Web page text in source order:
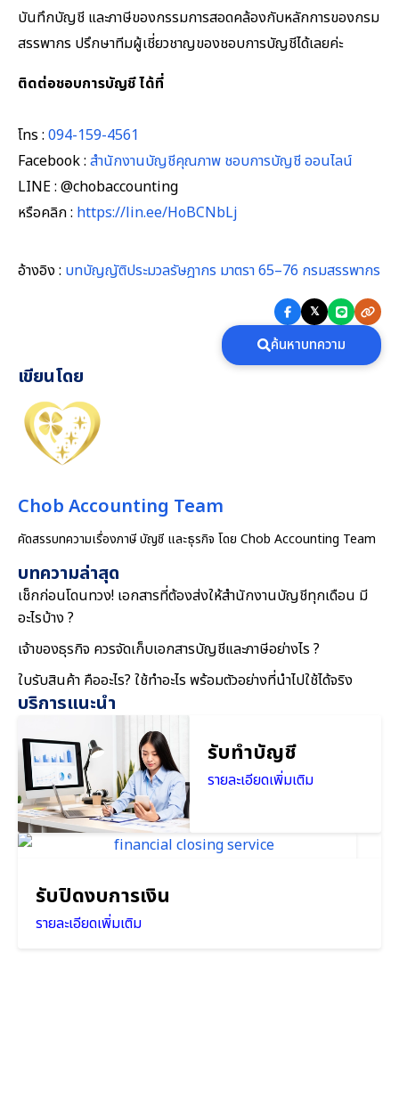
บันทึกบัญชี และภาษีของกรรมการสอดคล้องกับหลักการของกรม
สรรพากร ปรึกษาทีมผู้เชี่ยวชาญของชอบการบัญชีได้เลยค่ะ
ติดต่อชอบการบัญชี ได้ที่
โทร : 094-159-4561
Facebook : สำนักงานบัญชีคุณภาพ ชอบการบัญชี ออนไลน์
LINE : @chobaccounting
หรือคลิก : https://lin.ee/HoBCNbLj
อ้างอิง : บทบัญญัติประมวลรัษฎากร มาตรา 65–76 กรมสรรพากร
𝕏
ค้นหาบทความ
เขียนโดย
Chob Accounting Team
คัดสรรบทความเรื่องภาษี บัญชี และธุรกิจ โดย Chob Accounting Team
บทความล่าสุด
เช็กก่อนโดนทวง! เอกสารที่ต้องส่งให้สำนักงานบัญชีทุกเดือน มี
อะไรบ้าง ?
เจ้าของธุรกิจ ควรจัดเก็บเอกสารบัญชีและภาษีอย่างไร ?
ใบรับสินค้า คืออะไร? ใช้ทำอะไร พร้อมตัวอย่างที่นำไปใช้ได้จริง
บริการแนะนำ
รับทำบัญชี
รายละเอียดเพิ่มเติม
รับปิดงบการเงิน
รายละเอียดเพิ่มเติม